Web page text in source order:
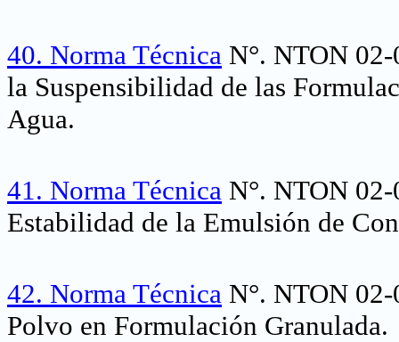
40. Norma Técnica N°. NTON
la Suspensibilidad de las
Agua.
41. Norma Técnica N°. NTON
Estabilidad de la Emulsión de
42. Norma Técnica N°. NTON
Polvo en Formulación Granulada.